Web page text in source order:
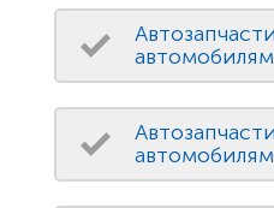
автомобилям
автомобилям